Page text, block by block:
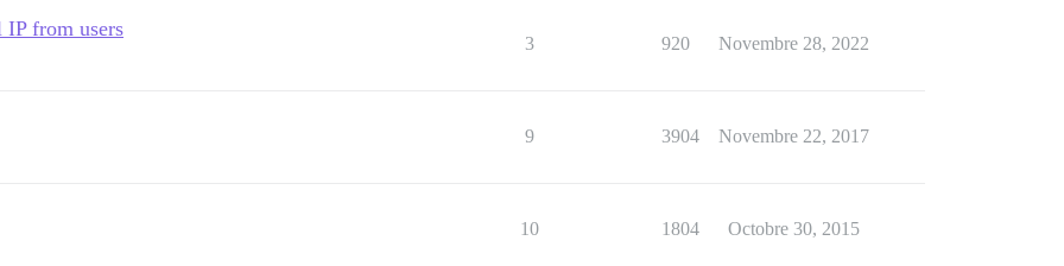
IP from users
3 920 Novembre 28, 2022
9 3904 Novembre 22, 2017
10 1804 Octobre 30, 2015